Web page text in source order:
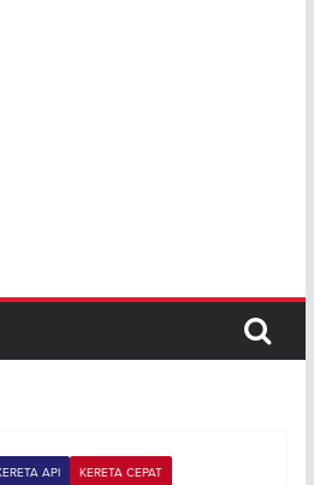
API KERETA CEPAT